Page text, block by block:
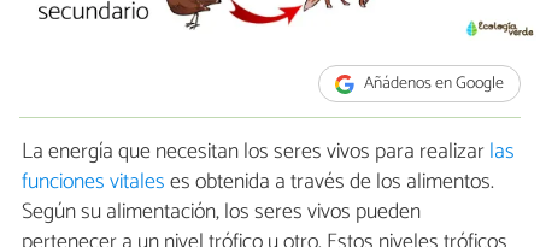
Añádenos en Google
La energía que necesitan los seres vivos para realizarlas
funciones vitaleses obtenida a través de los alimentos.
Según su alimentación, los seres vivos pueden